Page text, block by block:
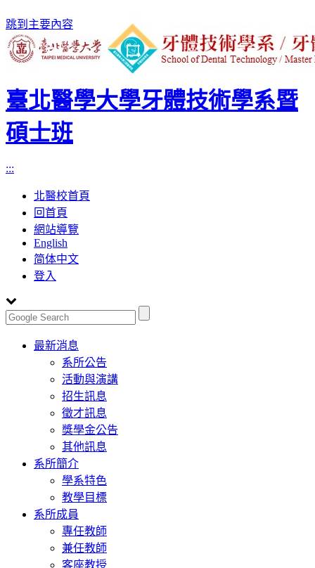
跳到主要內容
臺北醫學大學牙體技術學系暨
碩士班
:::
北醫校首頁
回首頁
網站導覽
English
简体中文
登入
Toggle
navigation
最新消息
系所公告
活動與演講
招生訊息
徵才訊息
獎學金公告
其他訊息
系所簡介
學系特色
教學目標
系所成員
專任教師
兼任教師
客座教授